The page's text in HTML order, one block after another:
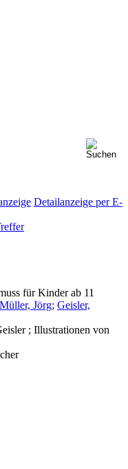
Detailanzeige per E-
für Kinder ab 11
Müller, Jörg; Geisler,
; Illustrationen von